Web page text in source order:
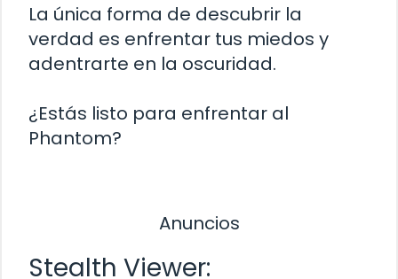
La única forma de descubrir la
verdad es enfrentar tus miedos y
adentrarte en la oscuridad.
¿Estás listo para enfrentar al
Phantom?
Anuncios
Stealth Viewer: